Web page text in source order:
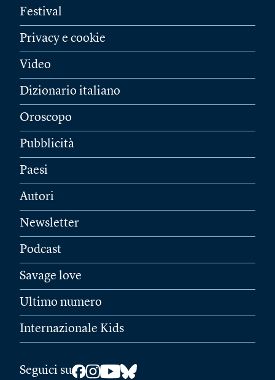
Festival
Privacy e cookie
Video
Dizionario italiano
Oroscopo
Pubblicità
Paesi
Autori
Newsletter
Podcast
Savage love
Ultimo numero
Internazionale Kids
Seguici su